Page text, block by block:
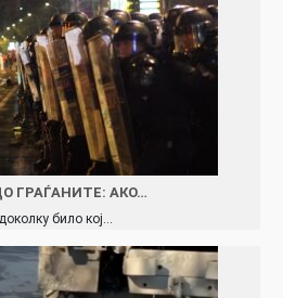
ГРАЃАНИТЕ: АКО…
било кој…